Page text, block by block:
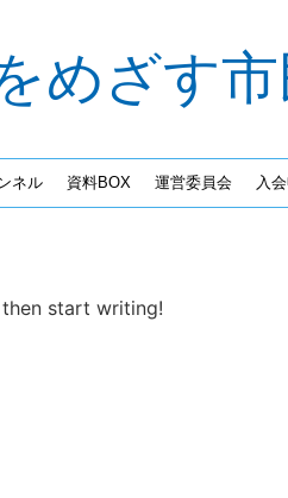
めざす
ネル 資料BOX 運営委員会 入
start writing!